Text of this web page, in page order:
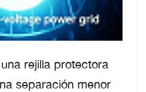
rejilla protectora
separación menor